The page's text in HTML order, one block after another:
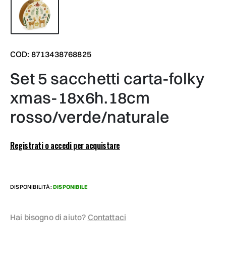
COD: 8713438768825
set 5 sacchetti carta-folky
xmas-18x6h.18cm
rosso/verde/naturale
Registrati o accedi per acquistare
DISPONIBILITÀ: DISPONIBILE
Hai bisogno di aiuto? Contattaci